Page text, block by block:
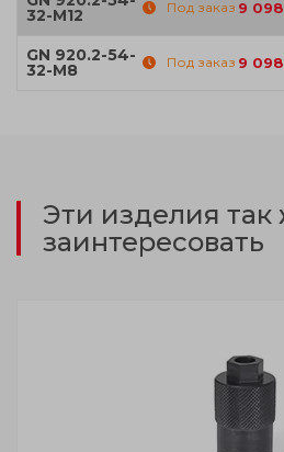
32-M12 Под заказ 9 098
GN 920.2-54-
32-M8 Под заказ 9 098
Эти изделия так
заинтересовать